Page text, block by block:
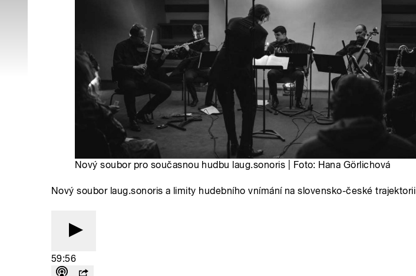
Nový soubor pro současnou hudbu laug.sonoris | Foto: Hana Görlichová
Nový soubor laug.sonoris a limity hudebního vnímání na slovensko-české trajektorii
59:56